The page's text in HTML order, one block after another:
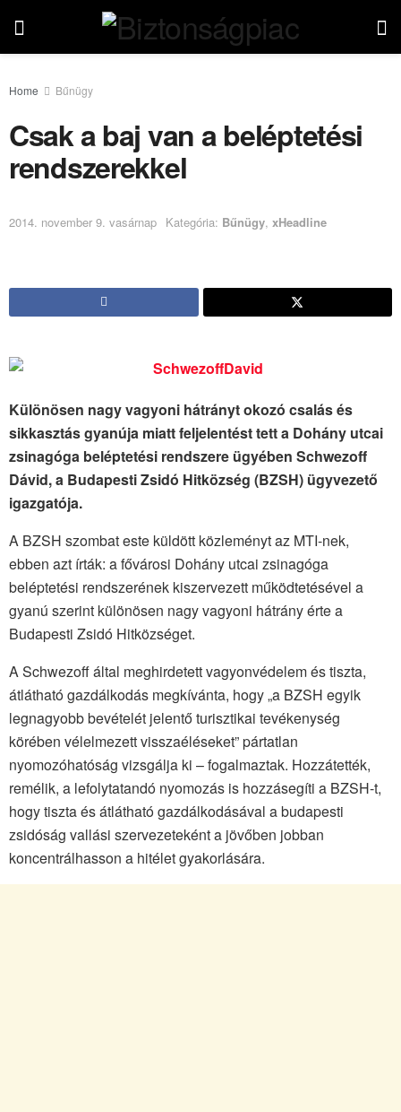
Home Bűnügy
Csak a baj van a beléptetési
rendszerekkel
2014. november 9. vasárnap Kategória: Bűnügy, xHeadline
Különösen nagy vagyoni hátrányt okozó csalás és
sikkasztás gyanúja miatt feljelentést tett a Dohány utcai
zsinagóga beléptetési rendszere ügyében Schwezoff
Dávid, a Budapesti Zsidó Hitközség (BZSH) ügyvezető
igazgatója.
A BZSH szombat este küldött közleményt az MTI-nek,
ebben azt írták: a fővárosi Dohány utcai zsinagóga
beléptetési rendszerének kiszervezett működtetésével a
gyanú szerint különösen nagy vagyoni hátrány érte a
Budapesti Zsidó Hitközséget.
A Schwezoff által meghirdetett vagyonvédelem és tiszta,
átlátható gazdálkodás megkívánta, hogy „a BZSH egyik
legnagyobb bevételét jelentő turisztikai tevékenység
körében vélelmezett visszaéléseket” pártatlan
nyomozóhatóság vizsgálja ki – fogalmaztak. Hozzátették,
remélik, a lefolytatandó nyomozás is hozzásegíti a BZSH-t,
hogy tiszta és átlátható gazdálkodásával a budapesti
zsidóság vallási szervezeteként a jövőben jobban
koncentrálhasson a hitélet gyakorlására.